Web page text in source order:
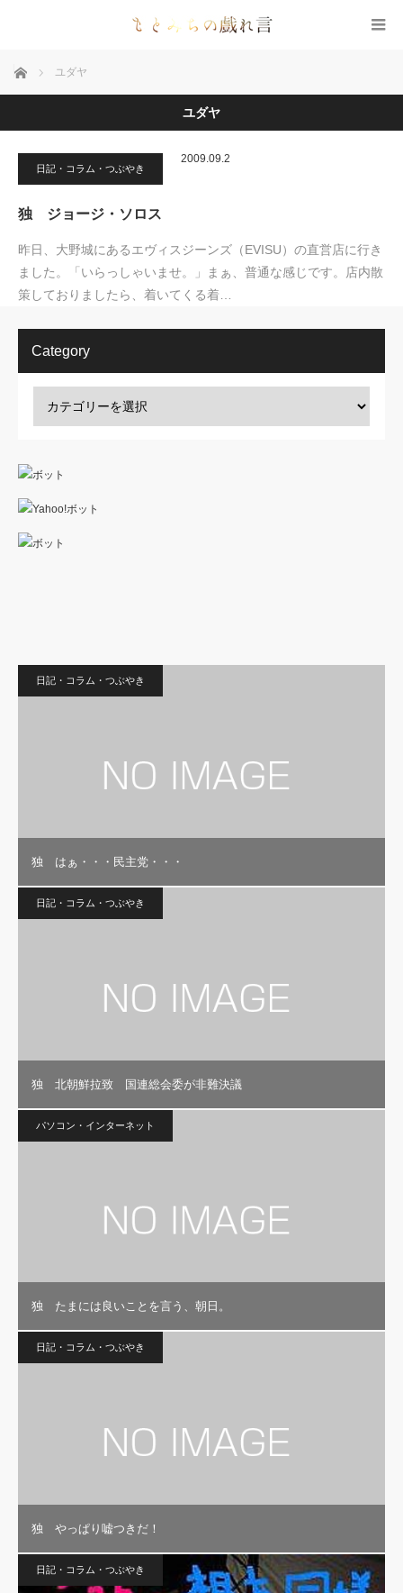
ホーム ユダヤ
ユダヤ
日記・コラム・つぶやき
2009.09.2
独 ジョージ・ソロス
昨日、大野城にあるエヴィスジーンズ（EVISU）の直営店に行き
ました。「いらっしゃいませ。」まぁ、普通な感じです。店内散
策しておりましたら、着いてくる着…
Category
日記・コラム・つぶやき
独 はぁ・・・民主党・・・
日記・コラム・つぶやき
独 北朝鮮拉致 国連総会委が非難決議
パソコン・インターネット
独 たまには良いことを言う、朝日。
日記・コラム・つぶやき
独 やっぱり嘘つきだ！
日記・コラム・つぶやき